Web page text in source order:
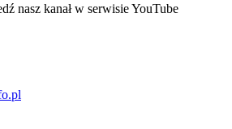
się w nowej karcie
nasz kanał w serwisie YouTube